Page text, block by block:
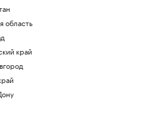
область
край